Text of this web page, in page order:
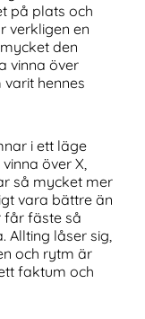
på plats och
verkligen en
den
vinna över
hennes
i ett läge
över X,
så mycket mer
vara bättre än
får fäste så
Allting låser sig,
och rytm är
faktum och